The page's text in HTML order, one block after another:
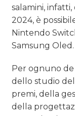
salamini,
2024, è
Nintendo
Samsung Oled.
Per ognuno
dello studio
premi, della
della